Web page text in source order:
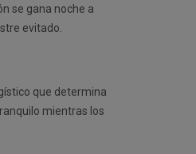
se gana noche a
evitado.
que determina
mientras los